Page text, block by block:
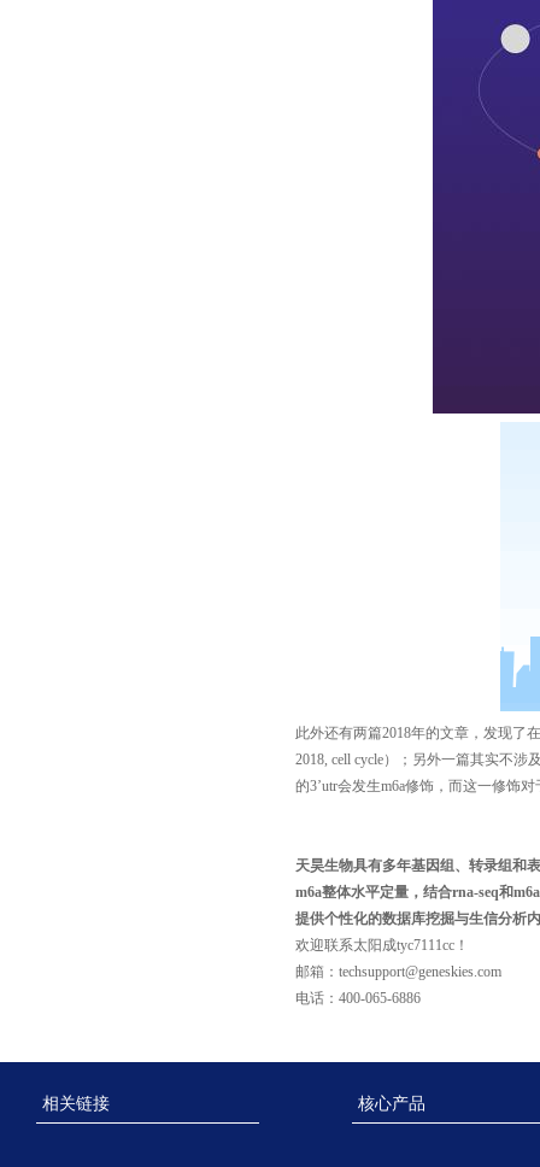
此外还有两篇2018年的文章，发现了
2018, cell cycle）；另外一篇其实不涉
的3’utr会发生m6a修饰，而这一修饰
天昊生物具有多年基因组、转录组和
m6a整体水平定量，结合rna-seq和
提供个性化的数据库挖掘与生信分析
欢迎联系太阳成tyc7111cc！
邮箱： techsupport@geneskies.com
电话：400-065-6886
相关链接 核心产品